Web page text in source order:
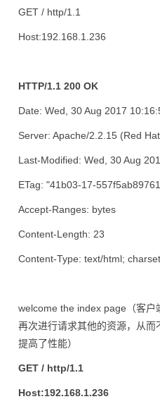
GET / http/1.1
Host:192.168.1.236
HTTP/1.1 200 OK
Date: Wed, 30 Aug 2017
Server: Apache/2.2.15 (Red
Last-Modified: Wed, 30 Aug
ETag: "41b03-17-
Accept-Ranges: bytes
Content-Length: 23
Content-Type: text/html;
welcome the index page（客户
再次进行请求其他的资源，从而
提高了性能）
GET / http/1.1
Host:192.168.1.236